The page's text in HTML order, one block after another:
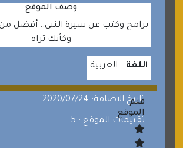
وصف الموقع
برامج وكتب عن سيرة النبي.. أفضل من
وكأنك تراه
اللغة العربية
تاريخ الاضافة: 2020/07/24
تقييمات الموقع : 5
قيم
الموقع